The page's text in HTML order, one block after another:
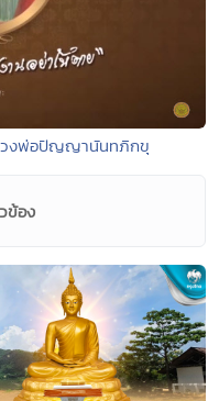
วงพ่อปัญญานันทภิกขุ
ข้อง